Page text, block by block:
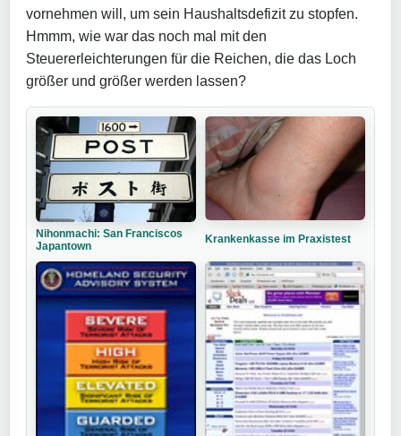
vornehmen will, um sein Haushaltsdefizit zu stopfen.
Hmmm, wie war das noch mal mit den
Steuererleichterungen für die Reichen, die das Loch
größer und größer werden lassen?
Nihonmachi: San Franciscos
Japantown
Krankenkasse im Praxistest